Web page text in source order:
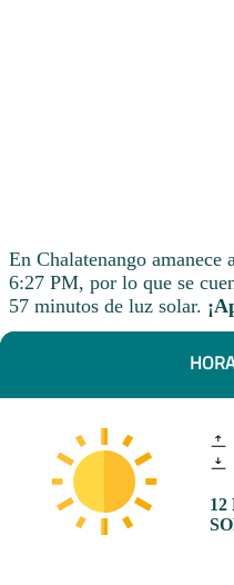
En Chalatenango
6:27 PM, por lo que se
57 minutos de luz solar.
12